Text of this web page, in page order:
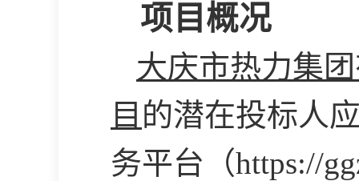
项目概况
大庆市热力集
目 的潜在投标人
务平台（https://